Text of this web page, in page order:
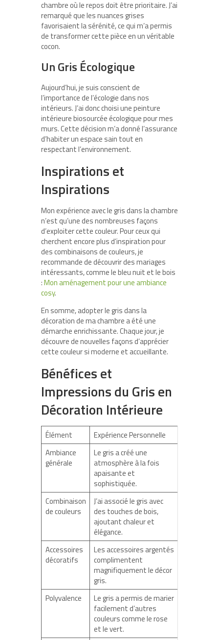
chambre où le repos doit être prioritaire. J’ai
remarqué que les nuances grises
favorisaient la sérénité, ce qui m’a permis
de transformer cette pièce en un véritable
cocon.
Un Gris Écologique
Aujourd’hui, je suis conscient de
l’importance de l’écologie dans nos
intérieurs. J’ai donc choisi une peinture
intérieure biosourcée écologique pour mes
murs. Cette décision m’a donné l’assurance
d’habiter un espace sain tout en
respectant l’environnement.
Inspirations et
Inspirations
Mon expérience avec le gris dans la chambre
n’est qu’une des nombreuses façons
d’exploiter cette couleur. Pour ceux qui
cherchent encore plus d’inspiration pour
des combinaisons de couleurs, je
recommande de découvrir des mariages
intéressants, comme le bleu nuit et le bois
:Mon aménagement pour une ambiance
cosy.
En somme, adopter le gris dans la
décoration de ma chambre a été une
démarche enrichissante. Chaque jour, je
découvre de nouvelles façons d’apprécier
cette couleur si moderne et accueillante.
Bénéfices et
Impressions du Gris en
Décoration Intérieure
Élément
Expérience Personnelle
Ambiance
générale
Le gris a créé une
atmosphère à la fois
apaisante et
sophistiquée.
Combinaison
de couleurs
J’ai associé le gris avec
des touches de bois,
ajoutant chaleur et
élégance.
Accessoires
décoratifs
Les accessoires argentés
complimentent
magnifiquement le décor
gris.
Polyvalence
Le gris a permis de marier
facilement d’autres
couleurs comme le rose
et le vert.